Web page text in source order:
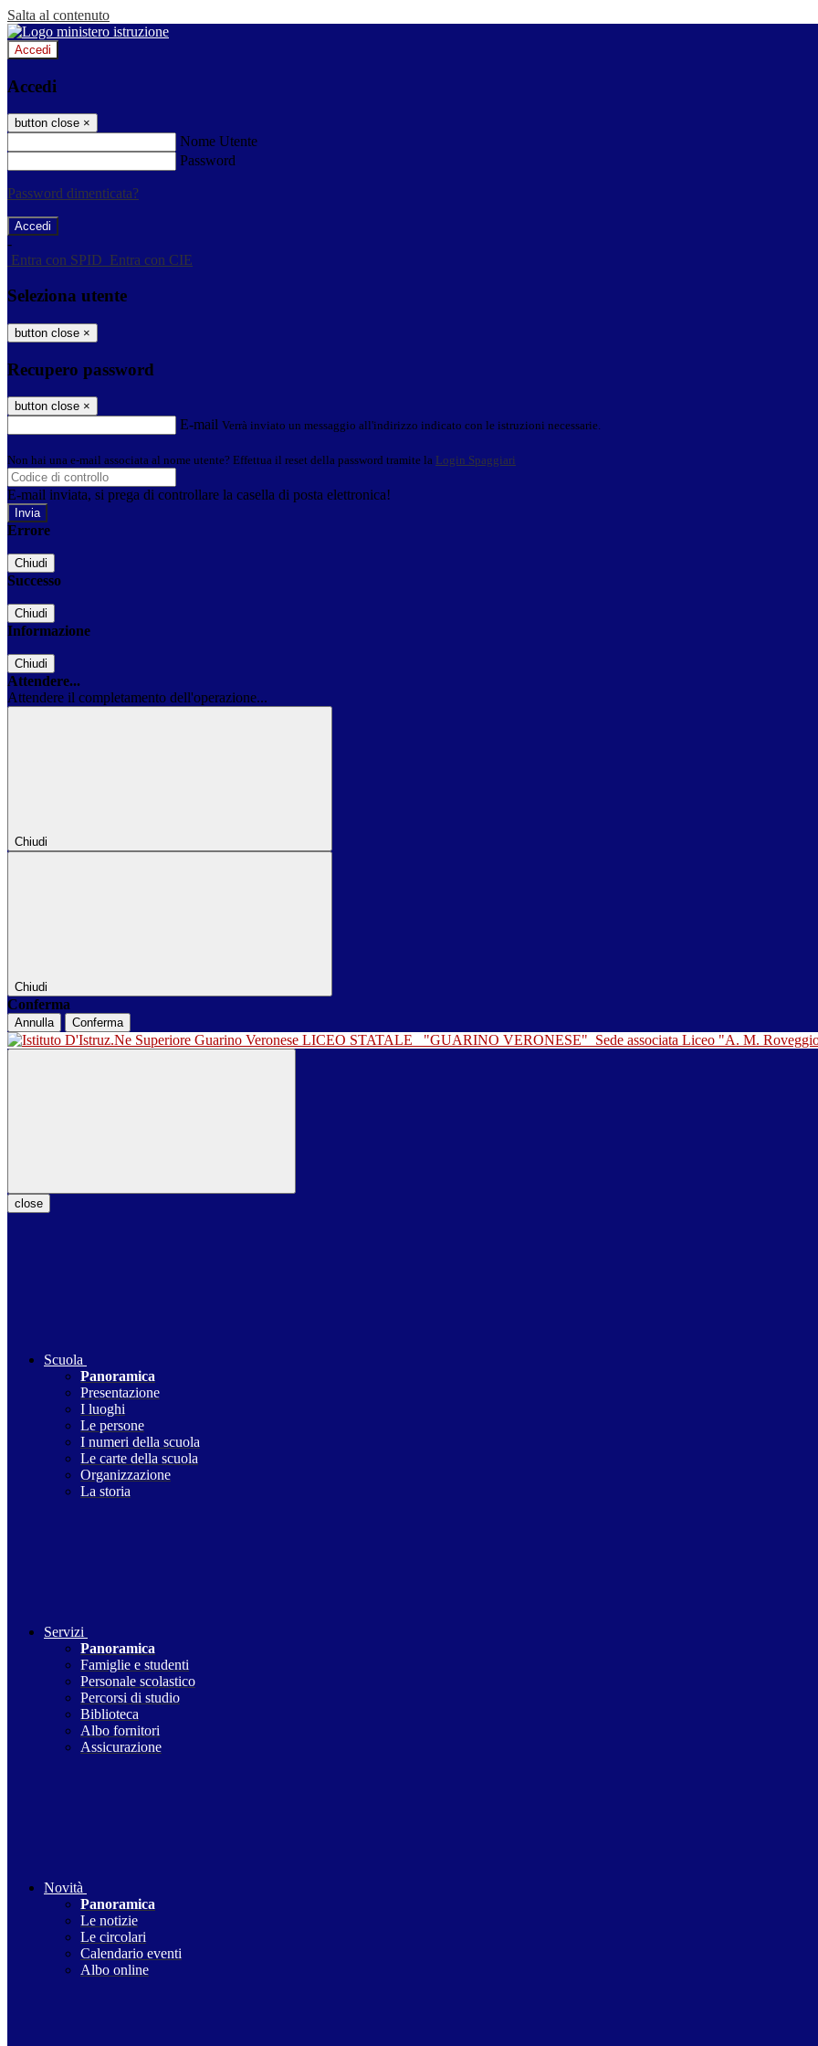
Salta al contenuto
Accedi
Accedi
button close ×
Nome Utente
Password
Password dimenticata?
-
Entra con SPID Entra con CIE
Seleziona utente
button close ×
Recupero password
button close ×
E-mail Verrà inviato un messaggio all'indirizzo indicato con le istruzioni necessarie.
Non hai una e-mail associata al nome utente? Effettua il reset della password tramite la Login Spaggiari
E-mail inviata, si prega di controllare la casella di posta elettronica!
Errore
Chiudi
Successo
Chiudi
Informazione
Chiudi
Attendere...
Attendere il completamento dell'operazione...
Chiudi
Chiudi
Conferma
Annulla Conferma
LICEO STATALE "GUARINO VERONESE" Sede associata Liceo "A. M.
close
Scuola
Panoramica
Presentazione
I luoghi
Le persone
I numeri della scuola
Le carte della scuola
Organizzazione
La storia
Servizi
Panoramica
Famiglie e studenti
Personale scolastico
Percorsi di studio
Biblioteca
Albo fornitori
Assicurazione
Novità
Panoramica
Le notizie
Le circolari
Calendario eventi
Albo online